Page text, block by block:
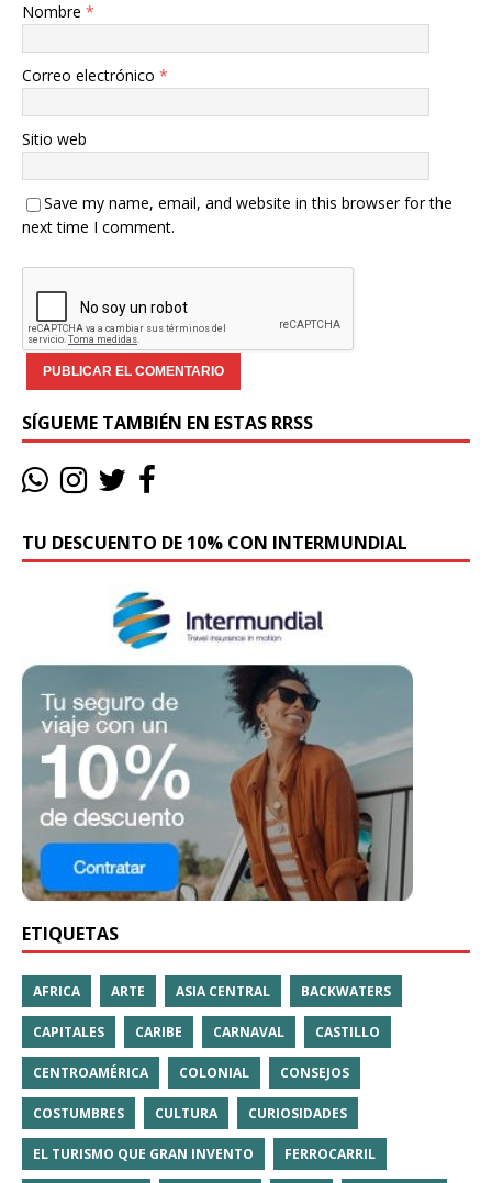
Nombre *
Correo electrónico *
Sitio web
Save my name, email, and website in this browser for the
next time I comment.
SÍGUEME TAMBIÉN EN ESTAS RRSS
TU DESCUENTO DE 10% CON INTERMUNDIAL
ETIQUETAS
AFRICA ARTE ASIA CENTRAL BACKWATERS
CAPITALES CARIBE CARNAVAL CASTILLO
CENTROAMÉRICA COLONIAL CONSEJOS
COSTUMBRES CULTURA CURIOSIDADES
EL TURISMO QUE GRAN INVENTO FERROCARRIL